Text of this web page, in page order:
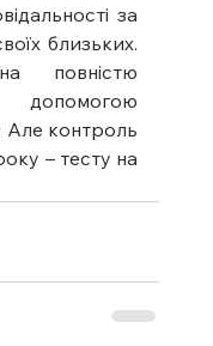
за
близьких.
повністю
Але контроль
– тесту на